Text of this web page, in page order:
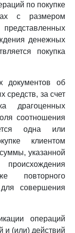
по покупке
с размером
денежных
покупка
документов об
средств, за счет
драгоценных
соотношения
одна или
клиентом
указанной
повторного
совершения
операций
и (или) действий